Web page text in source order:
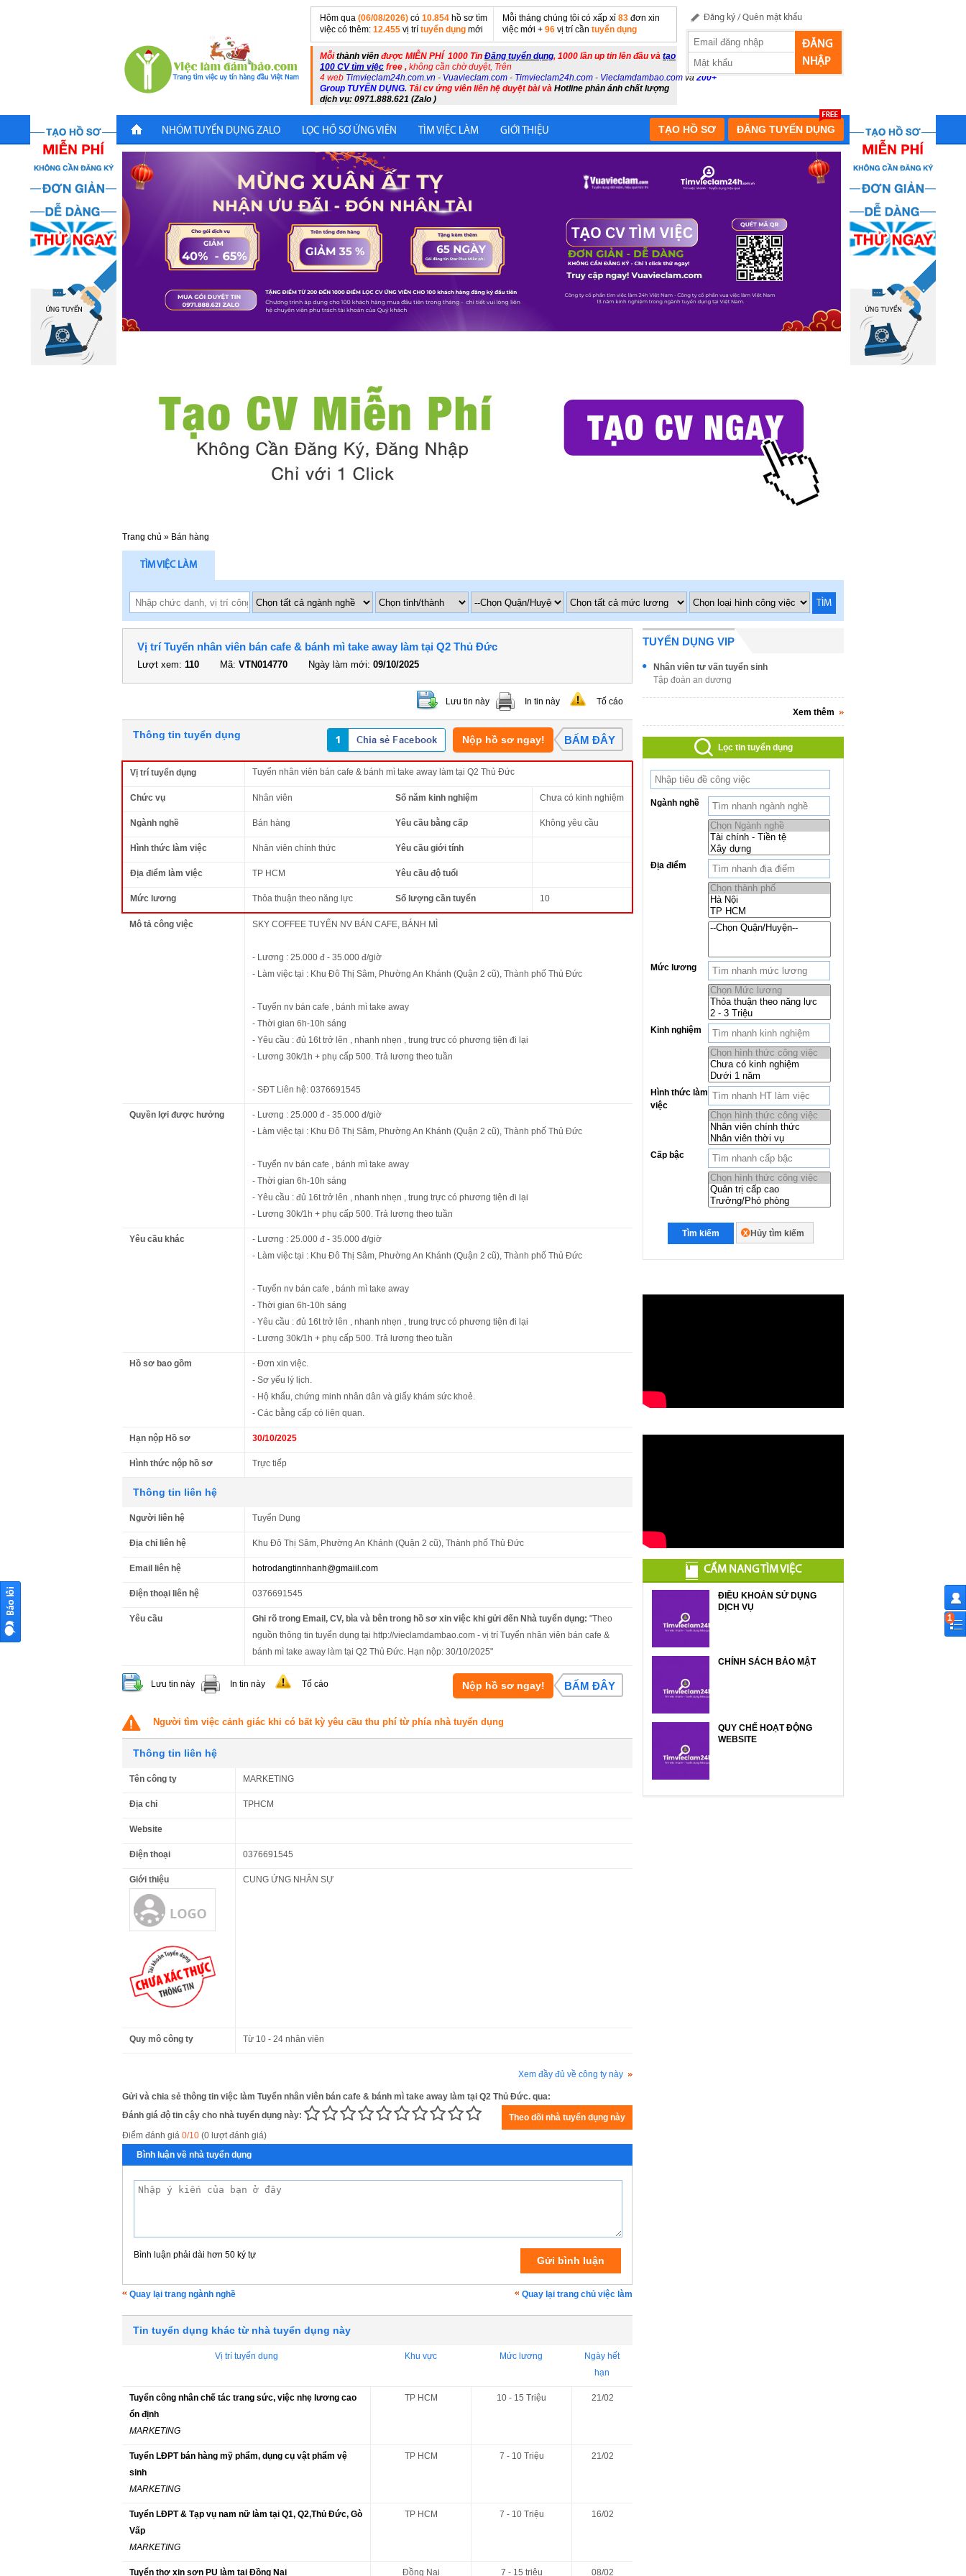
Hôm qua (06/08/2026) có 10.854 hồ sơ tìm
việc có thêm: 12.455 vị trí tuyển dụng mới
Mỗi tháng chúng tôi có xấp xỉ 83 đơn xin
việc mới + 96 vị trí cần tuyển dụng
Mỗithành viên được MIỄN PHÍ 1000 Tin Đăng tuyển dụng, 1000 lần up tin lên đầu và tạo
100 CV tìm việc free , không cần chờ duyệt, Trên
4 web Timvieclam24h.com.vn - Vuavieclam.com - Timvieclam24h.com - Vieclamdambao.com và 200+
Group TUYỂN DỤNG. Tải cv ứng viên liên hệ duyệt bài và Hotline phản ánh chất lượng
dịch vụ: 0971.888.621 (Zalo )
Đăng ký /Quên mật khẩu
ĐĂNG
NHẬP
NHÓM TUYỂN DỤNG ZALO LỌC HỒ SƠ ỨNG VIÊN TÌM VIỆC LÀM GIỚI THIỆU ĐĂNG TUYỂN DỤNG
TẠO HỒ SƠ
Trang chủ » Bán hàng
TÌM VIỆC LÀM
TÌM
Vị trí Tuyển nhân viên bán cafe & bánh mì take away làm tại Q2 Thủ Đức
Lượt xem: 110 Mã: VTN014770 Ngày làm mới: 09/10/2025
Lưu tin này In tin này Tố cáo
Thông tin tuyển dụng Nộp hồ sơ ngay! BẤM ĐÂY
Vị trí tuyển dụng Tuyển nhân viên bán cafe & bánh mì take away làm tại Q2 Thủ Đức
Chức vụ Nhân viên Số năm kinh nghiệm Chưa có kinh nghiệm
Ngành nghề Bán hàng Yêu cầu bằng cấp Không yêu cầu
Hình thức làm việc Nhân viên chính thức Yêu cầu giới tính
Địa điểm làm việc TP HCM Yêu cầu độ tuổi
Mức lương Thỏa thuận theo năng lực Số lượng cần tuyển 10
Mô tả công việc SKY COFFEE TUYỂN NV BÁN CAFE, BÁNH MÌ
- Lương : 25.000 đ - 35.000 đ/giờ
- Làm việc tại : Khu Đô Thị Sâm, Phường An Khánh (Quận 2 cũ), Thành phố Thủ Đức
- Tuyển nv bán cafe , bánh mì take away
- Thời gian 6h-10h sáng
- Yêu cầu : đủ 16t trở lên , nhanh nhẹn , trung trực có phương tiện đi lại
- Lương 30k/1h + phụ cấp 500. Trả lương theo tuần
- SĐT Liên hệ: 0376691545
Quyền lợi được hưởng
- Lương : 25.000 đ - 35.000 đ/giờ
- Làm việc tại : Khu Đô Thị Sâm, Phường An Khánh (Quận 2 cũ), Thành phố Thủ Đức
- Tuyển nv bán cafe , bánh mì take away
- Thời gian 6h-10h sáng
- Yêu cầu : đủ 16t trở lên , nhanh nhẹn , trung trực có phương tiện đi lại
- Lương 30k/1h + phụ cấp 500. Trả lương theo tuần
Yêu cầu khác
- Lương : 25.000 đ - 35.000 đ/giờ
- Làm việc tại : Khu Đô Thị Sâm, Phường An Khánh (Quận 2 cũ), Thành phố Thủ Đức
- Tuyển nv bán cafe , bánh mì take away
- Thời gian 6h-10h sáng
- Yêu cầu : đủ 16t trở lên , nhanh nhẹn , trung trực có phương tiện đi lại
- Lương 30k/1h + phụ cấp 500. Trả lương theo tuần
Hồ sơ bao gồm
- Đơn xin việc.
- Sơ yếu lý lịch.
- Hộ khẩu, chứng minh nhân dân và giấy khám sức khoẻ.
- Các bằng cấp có liên quan.
Hạn nộp Hồ sơ 30/10/2025
Hình thức nộp hồ sơ Trực tiếp
Thông tin liên hệ
Người liên hệ Tuyển Dụng
Địa chỉ liên hệ Khu Đô Thị Sâm, Phường An Khánh (Quận 2 cũ), Thành phố Thủ Đức
Email liên hệ hotrodangtinnhanh@gmaiil.com
Điện thoại liên hệ 0376691545
Yêu cầu Ghi rõ trong Email, CV, bìa và bên trong hồ sơ xin việc khi gửi đến Nhà tuyển dụng: "Theo
nguồn thông tin tuyển dụng tại http://vieclamdambao.com - vị trí Tuyển nhân viên bán cafe &
bánh mì take away làm tại Q2 Thủ Đức. Hạn nộp: 30/10/2025"
Lưu tin này In tin này Tố cáo Nộp hồ sơ ngay! BẤM ĐÂY
Người tìm việc cảnh giác khi có bất kỳ yêu cầu thu phí từ phía nhà tuyển dụng
Thông tin liên hệ
Tên công ty MARKETING
Địa chỉ TPHCM
Website
Điện thoại 0376691545
Giới thiệu CUNG ỨNG NHÂN SỰ
Quy mô công ty Từ 10 - 24 nhân viên
Xem đầy đủ về công ty này
Gửi và chia sẻ thông tin việc làm Tuyển nhân viên bán cafe & bánh mì take away làm tại Q2 Thủ Đức. qua:
Đánh giá độ tin cậy cho nhà tuyển dụng này:
Điểm đánh giá 0/10 (0 lượt đánh giá)
Bình luận về nhà tuyển dụng
Bình luận phải dài hơn 50 ký tự
Quay lại trang ngành nghề Quay lại trang chủ việc làm
Tin tuyển dụng khác từ nhà tuyển dụng này
Vị trí tuyển dụng Khu vực Mức lương
Ngày hết
hạn
Tuyển công nhân chế tác trang sức, việc nhẹ lương cao
ổn định
MARKETING
TP HCM 10 - 15 Triệu 21/02
Tuyển LĐPT bán hàng mỹ phẩm, dụng cụ vật phẩm vệ
sinh
MARKETING
TP HCM 7 - 10 Triệu 21/02
Tuyển LĐPT & Tạp vụ nam nữ làm tại Q1, Q2,Thủ Đức, Gò
Vấp
MARKETING
TP HCM 7 - 10 Triệu 16/02
Tuyển thợ xịn sơn PU làm tại Đồng Nai Đồng Nai 7 - 15 triệu 08/02
TUYỂN DỤNG VIP
Nhân viên tư vấn tuyển sinh
Tập đoàn an dương
Xem thêm
Lọc tin tuyển dụng
Ngành nghề
Địa điểm
Mức lương
Kinh nghiệm
Hình thức làm
việc
Cấp bậc
Tìm kiếm Hủy tìm kiếm
CẨM NANG TÌM VIỆC
ĐIỀU KHOẢN SỬ DỤNG
DỊCH VỤ
CHÍNH SÁCH BẢO MẬT
QUY CHẾ HOẠT ĐỘNG
WEBSITE
1